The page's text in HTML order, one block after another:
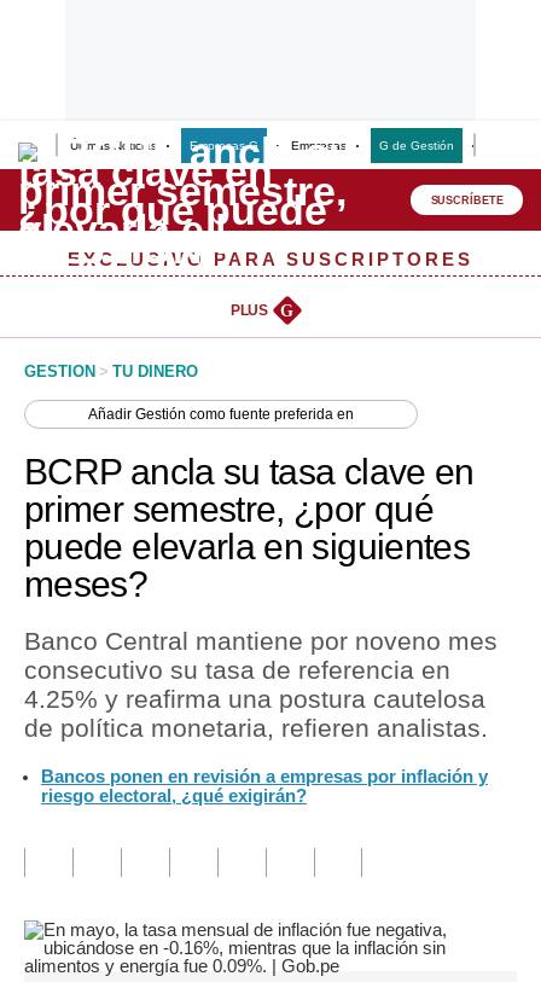
Últimas Noticias Empresas G Empresas G de Gestión
Lo último
Peru Quiosco
Management & Empleo
Perú
Política
Tu Dinero
Finanzas Personales
Inmobiliarias
Plus G
Opinión
Pregunta de hoy
Blogs
Tendencias
SUSCRÍBETE
EXCLUSIVO PARA SUSCRIPTORES
PLUS G
GESTION > TU DINERO
AñadirGestión como fuente preferida en
BCRP ancla su tasa clave en
primer semestre, ¿por qué
puede elevarla en siguientes
meses?
Banco Central mantiene por noveno mes
consecutivo su tasa de referencia en
4.25% y reafirma una postura cautelosa
de política monetaria, refieren analistas.
Bancos ponen en revisión a empresas por inflación y
riesgo electoral, ¿qué exigirán?